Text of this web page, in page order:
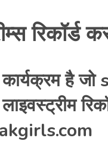
रिकॉर्ड
है